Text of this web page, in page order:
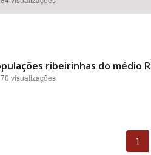
ribeirinhas do médio
visualizações
1